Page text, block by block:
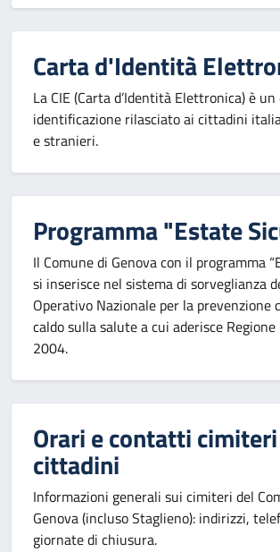
Carta d'Identità
La CIE (Carta d’Identità Elettronica) è
identificazione rilasciato ai cittadini
e stranieri.
Programma "Estate
Il Comune di Genova con il programma
si inserisce nel sistema di sorveglianza
Operativo Nazionale per la prevenzione
caldo sulla salute a cui aderisce
2004.
Orari e contatti cimiteri
cittadini
Informazioni generali sui cimiteri del
Genova (incluso Staglieno): indirizzi,
giornate di chiusura.